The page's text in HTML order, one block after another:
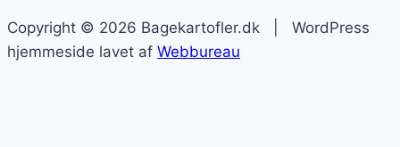
Copyright © 2026 Bagekartofler.dk | WordPress
hjemmeside lavet af Webbureau